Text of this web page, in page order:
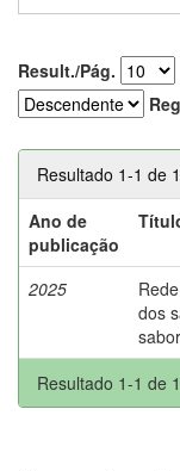
Result./Pág.
Resultado 1-1 de
Ano de
publicação
2025
dos
Resultado 1-1 de